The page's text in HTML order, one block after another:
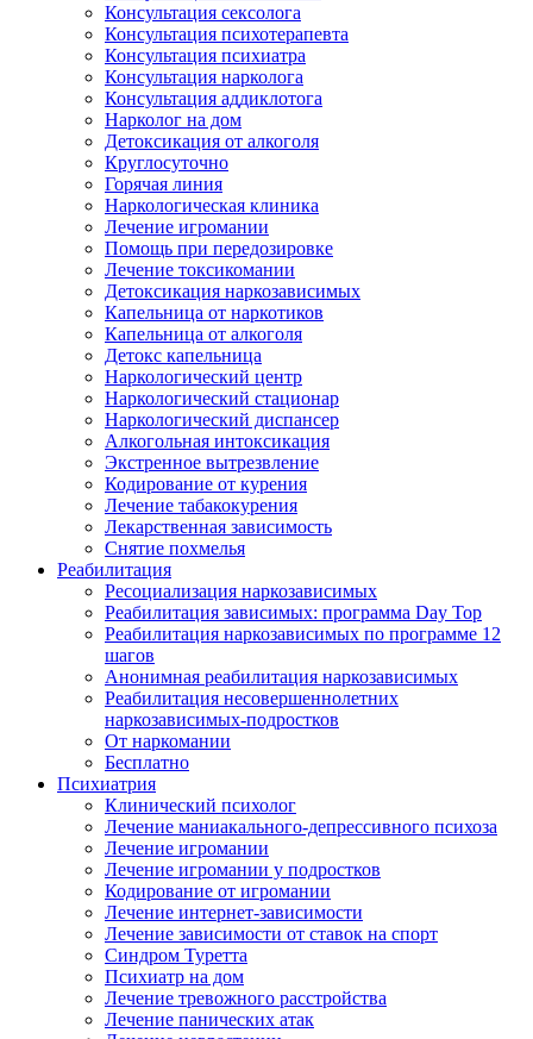
Консультация сексолога
Консультация психотерапевта
Консультация психиатра
Консультация нарколога
Консультация аддиклотога
Нарколог на дом
Детоксикация от алкоголя
Круглосуточно
Горячая линия
Наркологическая клиника
Лечение игромании
Помощь при передозировке
Лечение токсикомании
Детоксикация наркозависимых
Капельница от наркотиков
Капельница от алкоголя
Детокс капельница
Наркологический центр
Наркологический стационар
Наркологический диспансер
Алкогольная интоксикация
Экстренное вытрезвление
Кодирование от курения
Лечение табакокурения
Лекарственная зависимость
Снятие похмелья
Реабилитация
Ресоциализация наркозависимых
Реабилитация зависимых: программа Day Top
Реабилитация наркозависимых по программе 12
шагов
Анонимная реабилитация наркозависимых
Реабилитация несовершеннолетних
наркозависимых-подростков
От наркомании
Бесплатно
Психиатрия
Клинический психолог
Лечение маниакального-депрессивного психоза
Лечение игромании
Лечение игромании у подростков
Кодирование от игромании
Лечение интернет-зависимости
Лечение зависимости от ставок на спорт
Синдром Туретта
Психиатр на дом
Лечение тревожного расстройства
Лечение панических атак